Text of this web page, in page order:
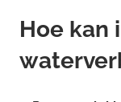
Hoe kan